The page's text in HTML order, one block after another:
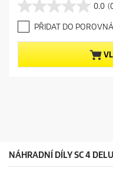
e
n
t
p
r
i
c
0.0
0
.
0
z
5
h
k
PŘIDAT DO
NÁHRADNÍ DÍLY SC 4